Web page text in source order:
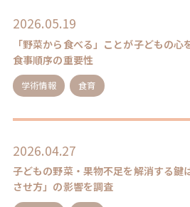
2026.05.19
「野菜から食べる」ことが子どもの
食事順序の重要性
学術情報 食育
2026.04.27
子どもの野菜・果物不足を解消する鍵
させ方」の影響を調査